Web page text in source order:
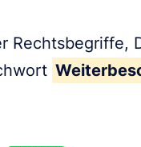
Rechtsbegriffe,